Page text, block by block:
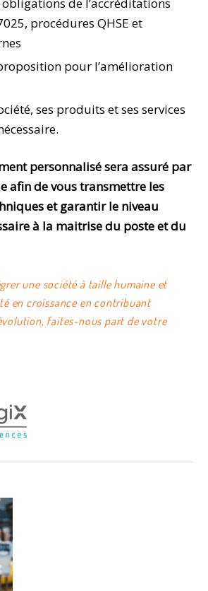
procédures QHSE et
pour l’amélioration
ses produits et ses services
personnalisé sera assuré par
afin de vous transmettre les
et garantir le niveau
à la maitrise du poste et du
une société à taille humaine et
en croissance en contribuant
faites-nous part de votre